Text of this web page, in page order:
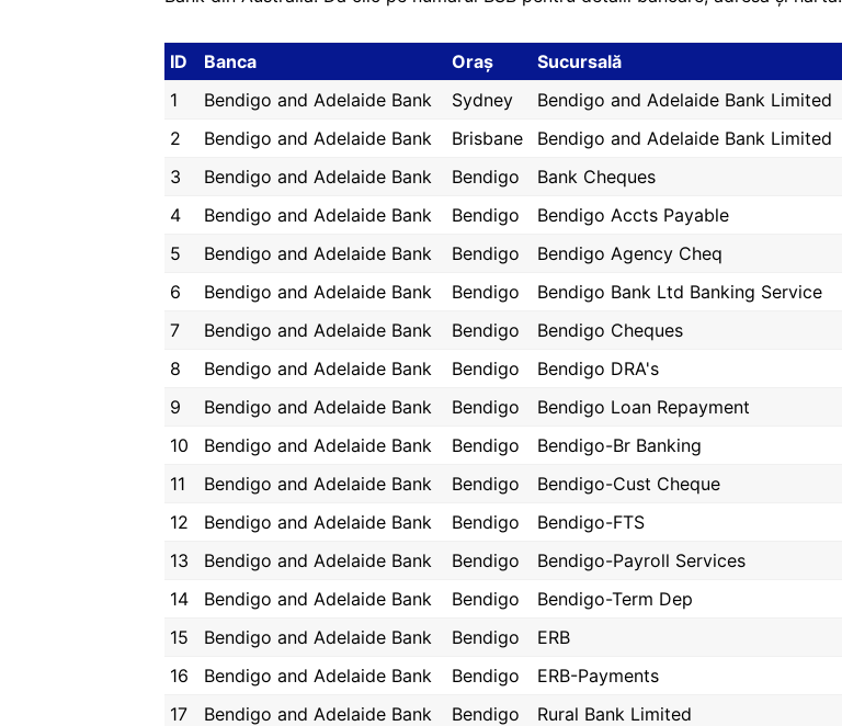
ID Banca Oraș Sucursală
1
Bendigo and Adelaide Bank Sydney Bendigo and Adelaide Bank Limited
2
Bendigo and Adelaide Bank Brisbane Bendigo and Adelaide Bank Limited
3
Bendigo and Adelaide Bank Bendigo Bank Cheques
4
Bendigo and Adelaide Bank Bendigo Bendigo Accts Payable
5
Bendigo and Adelaide Bank Bendigo Bendigo Agency Cheq
6
Bendigo and Adelaide Bank Bendigo Bendigo Bank Ltd Banking Service
7
Bendigo and Adelaide Bank Bendigo Bendigo Cheques
8
Bendigo and Adelaide Bank Bendigo Bendigo DRA's
9
Bendigo and Adelaide Bank Bendigo Bendigo Loan Repayment
10
Bendigo and Adelaide Bank Bendigo Bendigo-Br Banking
11
Bendigo and Adelaide Bank Bendigo Bendigo-Cust Cheque
12
Bendigo and Adelaide Bank Bendigo Bendigo-FTS
13
Bendigo and Adelaide Bank Bendigo Bendigo-Payroll Services
14
Bendigo and Adelaide Bank Bendigo Bendigo-Term Dep
15
Bendigo and Adelaide Bank Bendigo ERB
16
Bendigo and Adelaide Bank Bendigo ERB-Payments
17
Bendigo and Adelaide Bank Bendigo Rural Bank Limited